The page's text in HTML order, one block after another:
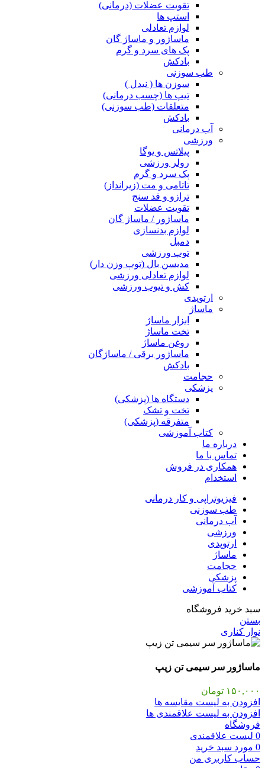
تقویت عضلات (درمانی)
استپ ها
لوازم تعادلی
ماساژور و ماساژ گان
پک های سرد و گرم
بادکش
طب سوزنی
سوزن ها ( نیدل )
تیپ ها (چسب درمانی)
متعلقات (طب سوزنی)
بادکش
آب درمانی
ورزشی
پیلاتس و یوگا
رولر ورزشی
پک سرد و گرم
تاتامی و مت (زیرانداز)
ترازو و قد سنج
تقویت عضلات
ماساژور / ماساژ گان
لوازم بدنسازی
دمبل
توپ ورزشی
مدیسن بال (توپ وزن دار)
لوازم تعادلی ورزشی
کش و تیوب ورزشی
ارتوپدی
ماساژ
ابزار ماساژ
تخت ماساژ
روغن ماساژ
ماساژور برقی / ماساژگان
بادکش
حجامت
پزشکی
دستگاه ها (پزشکی)
تخت و تشک
متفرقه (پزشکی)
کتاب آموزشی
درباره ما
تماس با ما
همکاری در فروش
استخدام
فیزیوتراپی و کار درمانی
طب سوزنی
آب درمانی
ورزشی
ارتوپدی
ماساژ
حجامت
پزشکی
کتاب آموزشی
سبد خرید فروشگاه
بستن
نوار کناری
ماساژور سر سیمی تن زیپ
۱۵۰,۰۰۰ تومان
افزودن به لیست مقایسه ها
افزودن به لیست علاقمندی ها
فروشگاه
0 لیست علاقمندی
0 مورد سبد خرید
حساب کاربری من